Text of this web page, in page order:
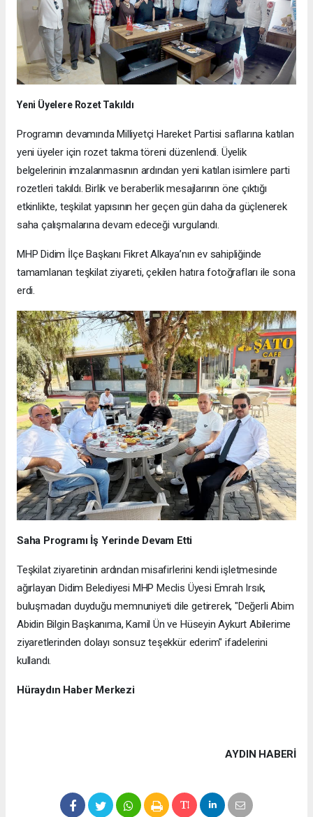
Yeni Üyelere Rozet Takıldı
Programın devamında Milliyetçi Hareket Partisi saflarına katılan
yeni üyeler için rozet takma töreni düzenlendi. Üyelik
belgelerinin imzalanmasının ardından yeni katılan isimlere parti
rozetleri takıldı. Birlik ve beraberlik mesajlarının öne çıktığı
etkinlikte, teşkilat yapısının her geçen gün daha da güçlenerek
saha çalışmalarına devam edeceği vurgulandı.
MHP Didim İlçe Başkanı Fikret Alkaya’nın ev sahipliğinde
tamamlanan teşkilat ziyareti, çekilen hatıra fotoğrafları ile sona
erdi.
Saha Programı İş Yerinde Devam Etti
Teşkilat ziyaretinin ardından misafirlerini kendi işletmesinde
ağırlayan Didim Belediyesi MHP Meclis Üyesi Emrah Irsık,
buluşmadan duyduğu memnuniyeti dile getirerek, "Değerli Abim
Abidin Bilgin Başkanıma, Kamil Ün ve Hüseyin Aykurt Abilerime
ziyaretlerinden dolayı sonsuz teşekkür ederim" ifadelerini
kullandı.
Hüraydın Haber Merkezi
AYDIN HABERİ